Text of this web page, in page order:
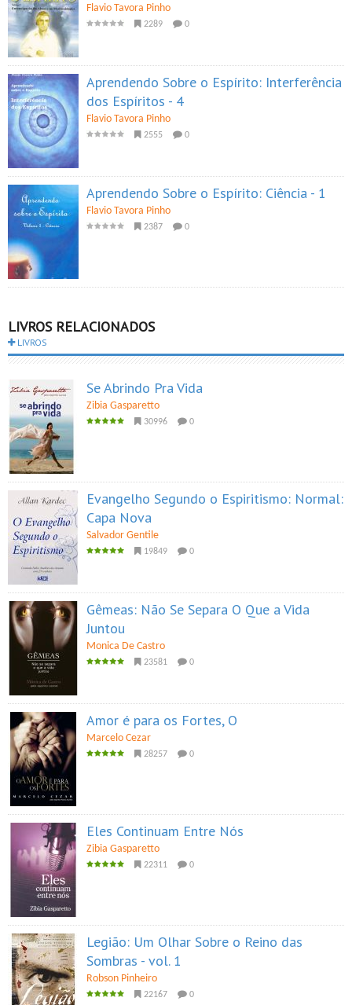
Flavio Tavora Pinho
2289 0
Aprendendo Sobre o Espírito: Interferência
dos Espíritos - 4
Flavio Tavora Pinho
2555 0
Aprendendo Sobre o Espírito: Ciência - 1
Flavio Tavora Pinho
2387 0
LIVROS RELACIONADOS
LIVROS
Se Abrindo Pra Vida
Zibia Gasparetto
30996 0
Evangelho Segundo o Espiritismo: Normal:
Capa Nova
Salvador Gentile
19849 0
Gêmeas: Não Se Separa O Que a Vida
Juntou
Monica De Castro
23581 0
Amor é para os Fortes, O
Marcelo Cezar
28257 0
Eles Continuam Entre Nós
Zibia Gasparetto
22311 0
Legião: Um Olhar Sobre o Reino das
Sombras - vol. 1
Robson Pinheiro
22167 0